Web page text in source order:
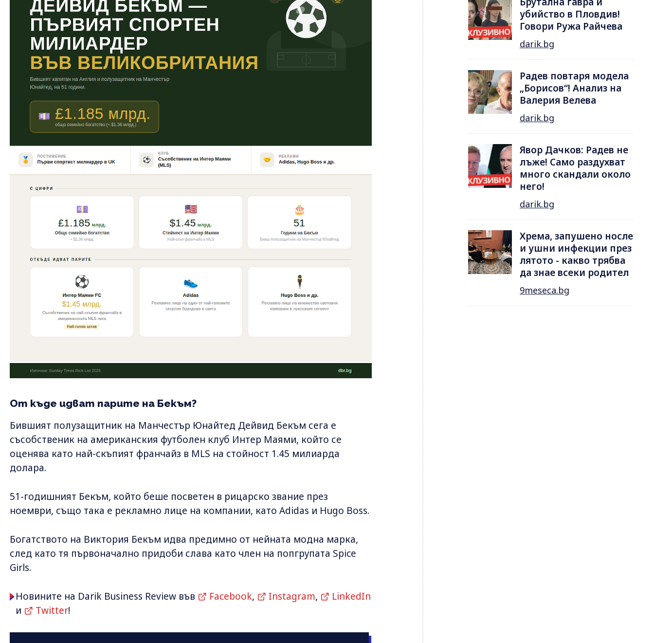
От къде идват парите на Бекъм?
Бившият полузащитник на Манчестър Юнайтед Дейвид Бекъм сега е
съсобственик на американския футболен клуб Интер Маями, който се
оценява като най-скъпият франчайз в MLS на стойност 1.45 милиарда
долара.
51-годишният Бекъм, който беше посветен в рицарско звание през
ноември, също така е рекламно лице на компании, като Adidas и Hugo Boss.
Богатството на Виктория Бекъм идва предимно от нейната модна марка,
след като тя първоначално придоби слава като член на попгрупата Spice
Girls.
Новините на Darik Business Review във Facebook, Instagram,
LinkedIn
и
Twitter!
убийство в Пловдив!
Говори Ружа Райчева
darik.bg
Радев повтаря модела
„Борисов“! Анализ на
Валерия Велева
darik.bg
Явор Дачков: Радев не
лъже! Само раздухват
много скандали около
него!
darik.bg
Хрема, запушено носле
и ушни инфекции през
лятотo - какво трябва
да знае всеки родител
9meseca.bg